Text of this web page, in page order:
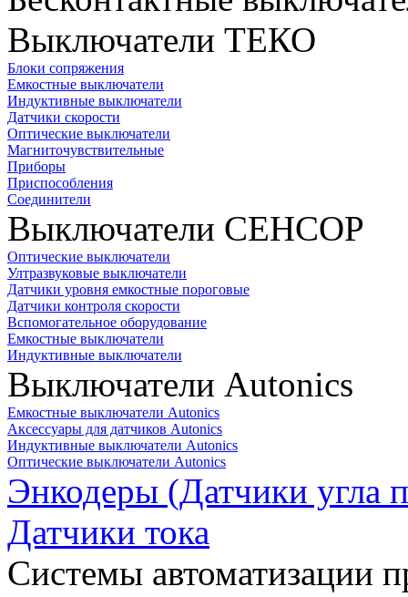
Выключатели ТЕКО
Блоки сопряжения
Емкостные выключатели
Индуктивные выключатели
Датчики скорости
Оптические выключатели
Магниточувствительные
Приборы
Приспособления
Соединители
Выключатели СЕНСОР
Оптические выключатели
Ултразвуковые выключатели
Датчики уровня емкостные пороговые
Датчики контроля скорости
Вспомогательное оборудование
Емкостные выключатели
Индуктивные выключатели
Выключатели Autonics
Емкостные выключатели Autonics
Аксессуары для датчиков Autonics
Индуктивные выключатели Autonics
Оптические выключатели Autonics
Энкодеры (Датчики угла
Датчики тока
Системы автоматизации